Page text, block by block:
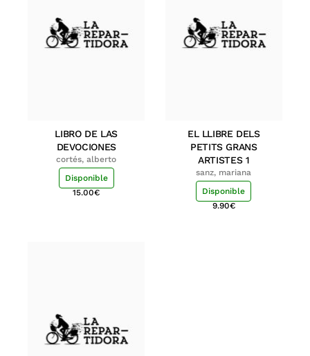
LIBRO DE LAS
DEVOCIONES
cortés, alberto
Disponible
15.00€
EL LLIBRE DELS
PETITS GRANS
ARTISTES 1
sanz, mariana
Disponible
9.90€